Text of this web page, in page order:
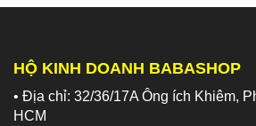
HỘ KINH DOANH BABASHOP
• Địa chỉ: 32/36/17A Ông ích Khiêm,
HCM